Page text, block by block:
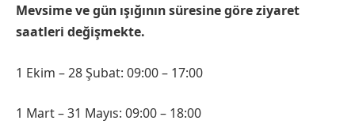
Mevsime ve gün ışığının süresine göre ziyaret
saatleri değişmekte.
1 Ekim – 28 Şubat: 09:00 – 17:00
1 Mart – 31 Mayıs: 09:00 – 18:00